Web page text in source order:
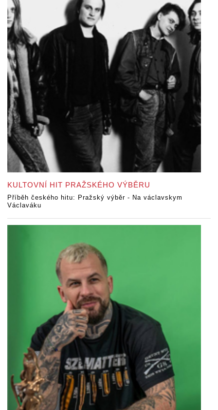
KULTOVNÍ HIT PRAŽSKÉHO VÝBĚRU
Příběh českého hitu: Pražský výběr - Na václavskym
Václaváku